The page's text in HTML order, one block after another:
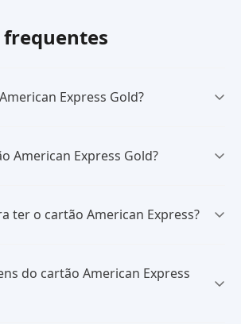
Express Gold?
American Express Gold?
ter o cartão American Express?
do cartão American Express